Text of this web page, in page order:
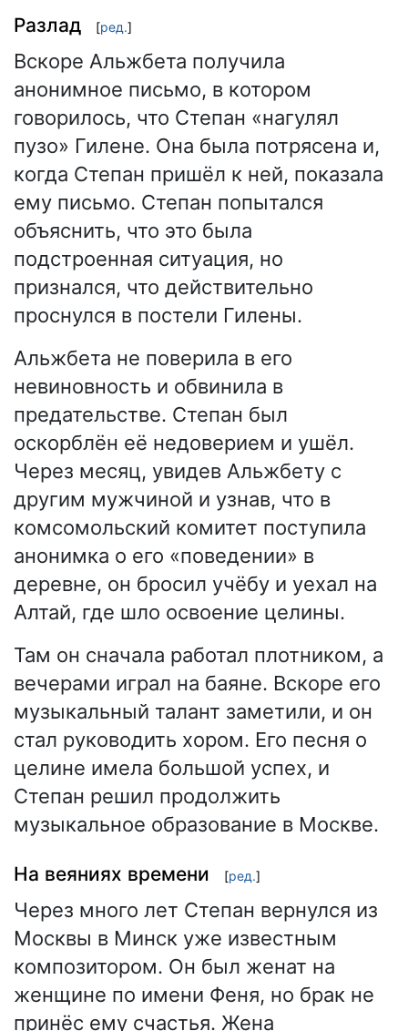
Разлад [ред.]
Вскоре Альжбета получила
анонимное письмо, в котором
говорилось, что Степан «нагулял
пузо» Гилене. Она была потрясена и,
когда Степан пришёл к ней, показала
ему письмо. Степан попытался
объяснить, что это была
подстроенная ситуация, но
признался, что действительно
проснулся в постели Гилены.
Альжбета не поверила в его
невиновность и обвинила в
предательстве. Степан был
оскорблён её недоверием и ушёл.
Через месяц, увидев Альжбету с
другим мужчиной и узнав, что в
комсомольский комитет поступила
анонимка о его «поведении» в
деревне, он бросил учёбу и уехал на
Алтай, где шло освоение целины.
Там он сначала работал плотником, а
вечерами играл на баяне. Вскоре его
музыкальный талант заметили, и он
стал руководить хором. Его песня о
целине имела большой успех, и
Степан решил продолжить
музыкальное образование в Москве.
На веяниях времени [ред.]
Через много лет Степан вернулся из
Москвы в Минск уже известным
композитором. Он был женат на
женщине по имени Феня, но брак не
принёс ему счастья. Жена